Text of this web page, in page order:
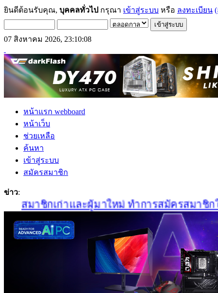
ยินดีต้อนรับคุณ, บุคคลทั่วไป กรุณา เข้าสู่ระบบ หรือ ลงทะเบียน
07 สิงหาคม 2026, 23:10:08
หน้าแรก webboard
หน้าเว็บ
ช่วยเหลือ
ค้นหา
เข้าสู่ระบบ
สมัครสมาชิก
ข่าว:
สมาชิกเก่าและผู้มาใหม่ ทำการสมัครสมาชิกใ